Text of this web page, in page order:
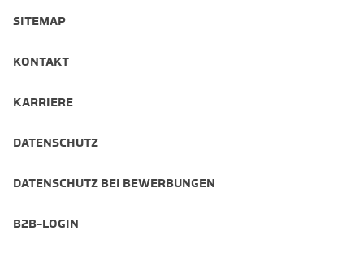
SITEMAP
KONTAKT
KARRIERE
DATENSCHUTZ
DATENSCHUTZ BEI BEWERBUNGEN
B2B-LOGIN